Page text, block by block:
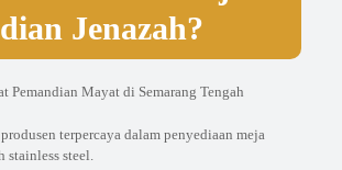
Jenazah?
terpercaya dalam penyediaan meja
stainless steel.